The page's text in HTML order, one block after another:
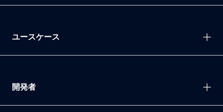
ユースケース
開発者